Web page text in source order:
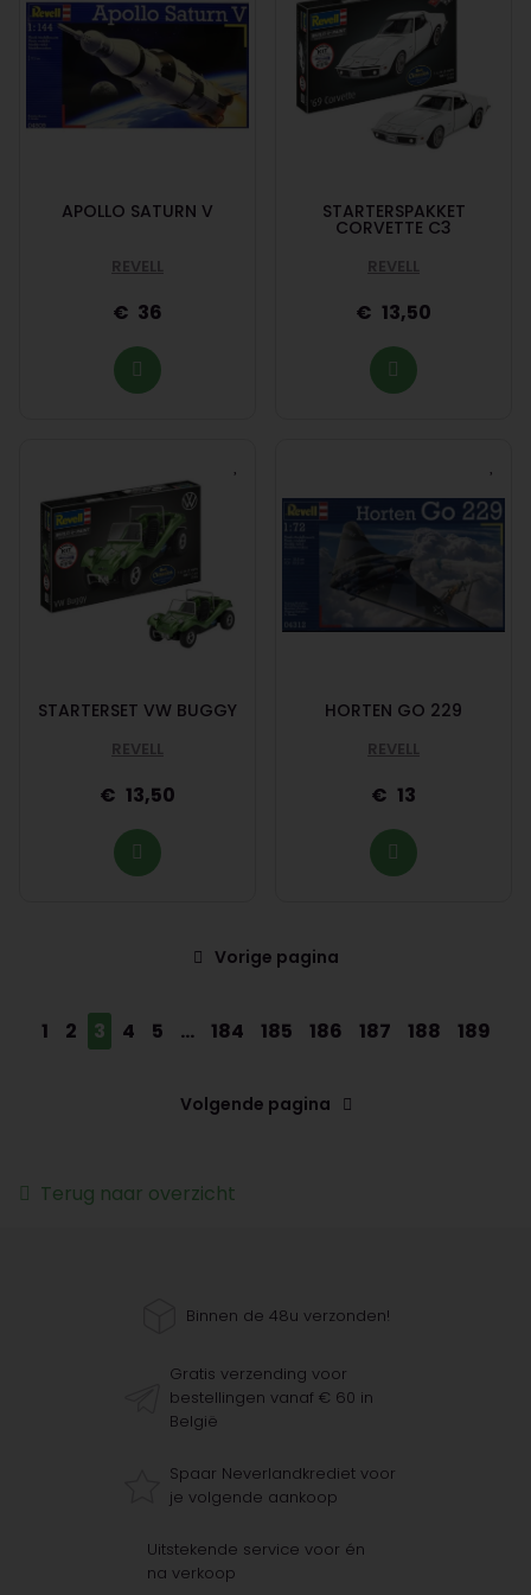
APOLLO SATURN V
REVELL
36
STARTERSPAKKET
CORVETTE C3
REVELL
13,50
STARTERSET VW BUGGY
REVELL
13,50
HORTEN GO 229
REVELL
13
Vorige pagina
1 2 3 4 5 ... 184 185 186 187 188 189
Volgende pagina
Terug naar overzicht
Binnen de 48u verzonden!
Gratis verzending voor
bestellingen vanaf € 60 in
België
Spaar Neverlandkrediet voor
je volgende aankoop
Uitstekende service voor én
na verkoop